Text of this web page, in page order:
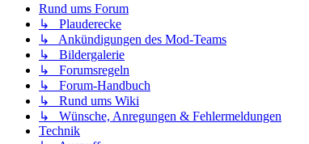
Rund ums Forum
↳ Plauderecke
↳ Ankündigungen des Mod-Teams
↳ Bildergalerie
↳ Forumsregeln
↳ Forum-Handbuch
↳ Rund ums Wiki
↳ Wünsche, Anregungen & Fehlermeldungen
Technik